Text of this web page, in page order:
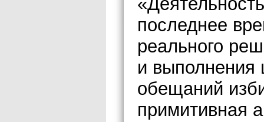
последнее
реального
и выполнения
обещаний
примитивная